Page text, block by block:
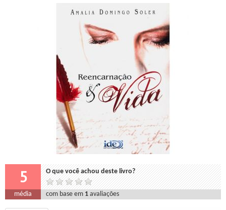
5 O que você achou deste livro?
média com base em 1 avaliações